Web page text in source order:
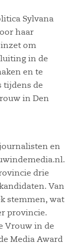
Sylvana
haar
om
in de
en te
tijdens de
in Den
en
drie
Van
stemmen, wat
provincie.
Vrouw in de
Media Award